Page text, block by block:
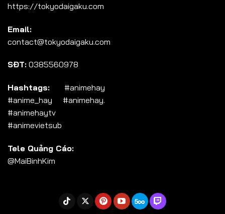
https://tokyodaigaku.com
Email:
contact@tokyodaigaku.com
SĐT: 0385560978
Hashtags: #animehay
#anime_hay #animehay.
#animehaytv
#animevietsub
Tele Quảng Cáo:
@MaiBinhKim